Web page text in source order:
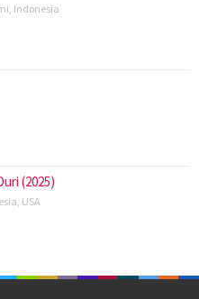
Indonesia
(2025)
USA